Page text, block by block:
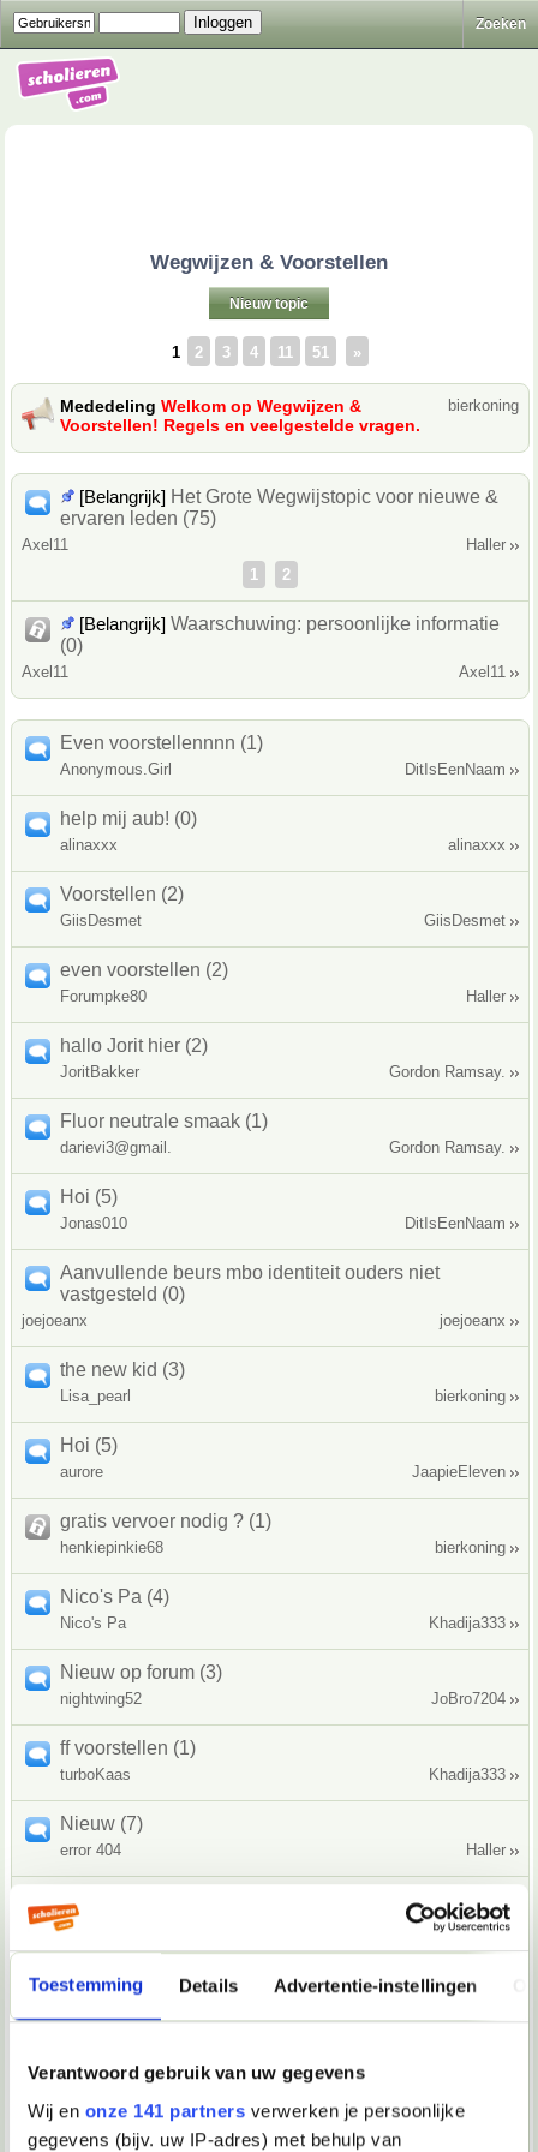
Toestemming Details Advertentie-instellingen
Verantwoord gebruik van uw gegevens
Wij en onze 141 partners verwerken je persoonlijke
gegevens (bijv. uw IP-adres) met behulp van
Zoeken
Wegwijzen & Voorstellen
Nieuw topic
1 2 3 4 11 51 »
bierkoning
Mededeling Welkom op Wegwijzen &
Voorstellen! Regels en veelgestelde vragen.
[Belangrijk] Het Grote Wegwijstopic voor nieuwe &
ervaren leden (75)
Axel11
Haller
1
2
[Belangrijk] Waarschuwing: persoonlijke informatie
(0)
Axel11 Axel11
Even voorstellennnn (1)
Anonymous.Girl DitIsEenNaam
help mij aub! (0)
alinaxxx alinaxxx
Voorstellen (2)
GiisDesmet GiisDesmet
even voorstellen (2)
Forumpke80 Haller
hallo Jorit hier (2)
JoritBakker Gordon Ramsay.
Fluor neutrale smaak (1)
darievi3@gmail. Gordon Ramsay.
Hoi (5)
Jonas010 DitIsEenNaam
Aanvullende beurs mbo identiteit ouders niet
vastgesteld (0)
joejoeanx joejoeanx
the new kid (3)
Lisa_pearl bierkoning
Hoi (5)
aurore JaapieEleven
gratis vervoer nodig ? (1)
henkiepinkie68 bierkoning
Nico's Pa (4)
Nico's Pa Khadija333
Nieuw op forum (3)
nightwing52 JoBro7204
ff voorstellen (1)
turboKaas Khadija333
Nieuw (7)
error 404 Haller
I am the new guy (2)
Haller Gordon Ramsay.
Ik ben Khadija333 (13)
Khadija333 43LiefdeSeks36
Nandesign
Even voorstellen (15)